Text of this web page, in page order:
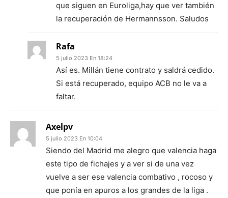
que siguen en Euroliga,hay que ver también
la recuperación de Hermannsson. Saludos
Rafa
5 julio 2023 En 18:24
Así es. Millán tiene contrato y saldrá cedido.
Si está recuperado, equipo ACB no le va a
faltar.
Axelpv
5 julio 2023 En 10:04
Siendo del Madrid me alegro que valencia haga
este tipo de fichajes y a ver si de una vez
vuelve a ser ese valencia combativo , rocoso y
que ponía en apuros a los grandes de la liga .